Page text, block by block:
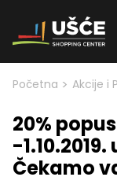
Skip to content
Početna > Akcije i
20%
-
Čekamo